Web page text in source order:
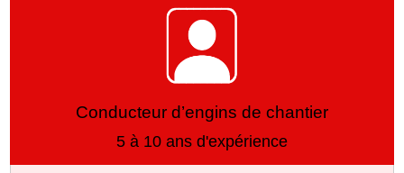
Conducteur d’engins de chantier
5 à 10 ans d'expérience